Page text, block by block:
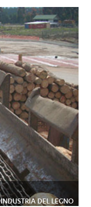
INDUSTRIA DEL LEGNO